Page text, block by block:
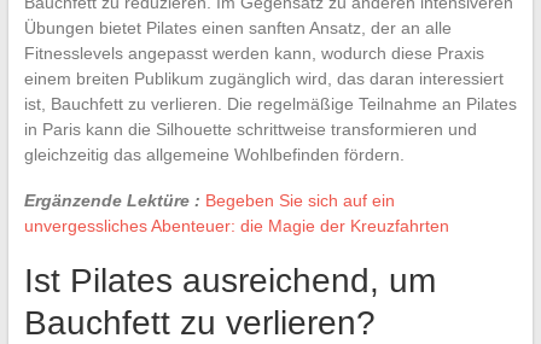
Übungen bietet Pilates einen sanften Ansatz, der an alle
Fitnesslevels angepasst werden kann, wodurch diese Praxis
einem breiten Publikum zugänglich wird, das daran interessiert
ist, Bauchfett zu verlieren. Die regelmäßige Teilnahme an Pilates
in Paris kann die Silhouette schrittweise transformieren und
gleichzeitig das allgemeine Wohlbefinden fördern.
Ergänzende Lektüre : Begeben Sie sich auf ein
unvergessliches Abenteuer: die Magie der Kreuzfahrten
Ist Pilates ausreichend, um
Bauchfett zu verlieren?